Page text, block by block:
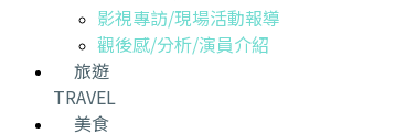
影視專訪/現場活動報導
觀後感/分析/演員介紹
旅遊
TRAVEL
美食